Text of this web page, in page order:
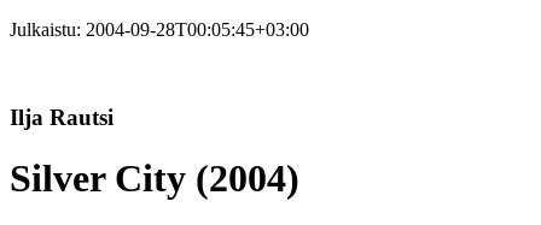
Julkaistu: 2004-09-28T00:05:45+03:00
Ilja Rautsi
Silver City (2004)